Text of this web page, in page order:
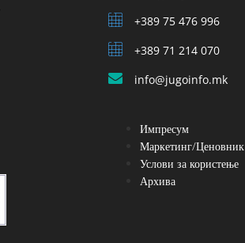
+389 75 476 996
+389 71 214 070
info@jugoinfo.mk
Импресум
Маркетинг/Ценовник
Услови за користење
Архива